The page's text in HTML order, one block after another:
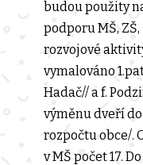
budou použity
podporu MŠ,
rozvojové
vymalováno
Hadač// a f.
výměnu dveří
rozpočtu obce/.
v MŠ počet 17.